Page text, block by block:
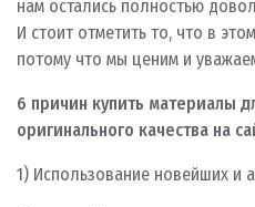
нам остались полностью
И стоит отметить то, что в
потому что мы ценим и
6 причин купить материалы
оригинального качества на
1) Использование новейших и